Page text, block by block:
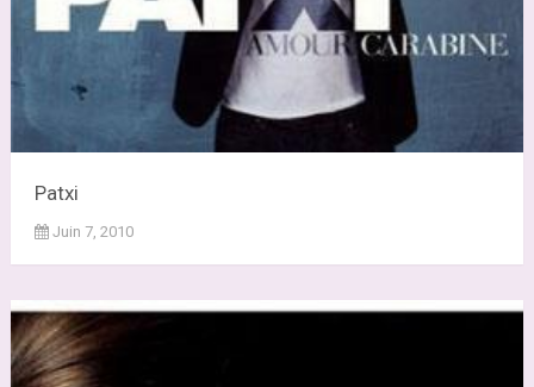
Patxi
Juin 7, 2010